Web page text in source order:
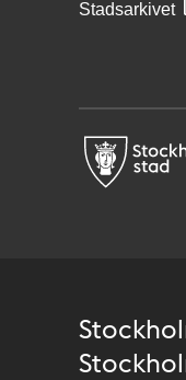
Stadsarkivet